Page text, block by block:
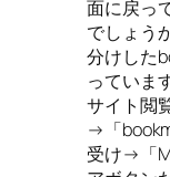
面に戻っ
でしょう
分けした
っていま
サイト閲
→「
受け→「